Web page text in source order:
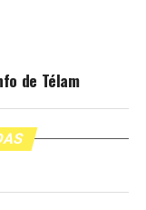
de Télam